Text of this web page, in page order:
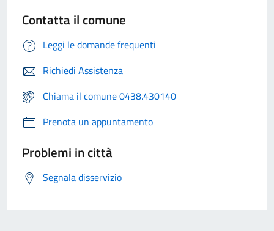
Contatta il comune
Leggi le domande frequenti
Richiedi Assistenza
Chiama il comune 0438.430140
Prenota un appuntamento
Problemi in città
Segnala disservizio